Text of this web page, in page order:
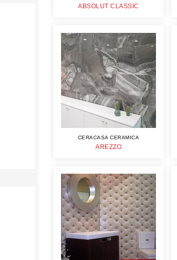
ABSOLUT CLASSIC
CERACASA CERAMICA
AREZZO